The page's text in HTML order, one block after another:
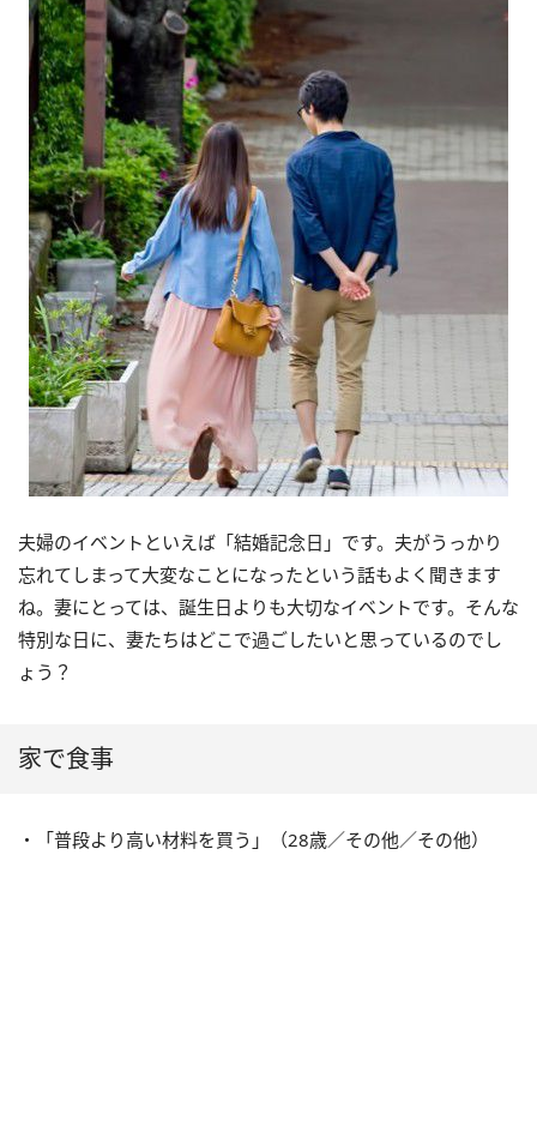
夫婦のイベントといえば「結婚記念日」です。夫がうっかり
忘れてしまって大変なことになったという話もよく聞きます
ね。妻にとっては、誕生日よりも大切なイベントです。そんな
特別な日に、妻たちはどこで過ごしたいと思っているのでし
ょう？
家で食事
・「普段より高い材料を買う」（28歳／その他／その他）